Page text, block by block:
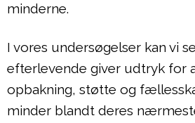
minderne.
I vores undersøgelser kan vi
efterlevende giver udtryk for
opbakning, støtte og
minder blandt deres